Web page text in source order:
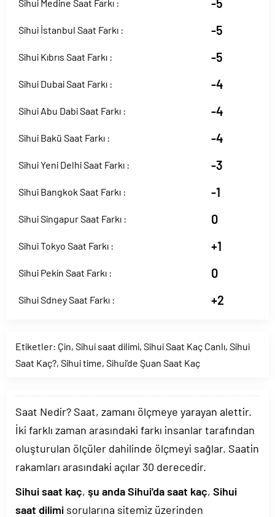
Sihui Medine Saat Farkı : -5
Sihui İstanbul Saat Farkı : -5
Sihui Kıbrıs Saat Farkı : -5
Sihui Dubai Saat Farkı : -4
Sihui Abu Dabi Saat Farkı : -4
Sihui Bakü Saat Farkı : -4
Sihui Yeni Delhi Saat Farkı : -3
Sihui Bangkok Saat Farkı : -1
Sihui Singapur Saat Farkı : 0
Sihui Tokyo Saat Farkı : +1
Sihui Pekin Saat Farkı : 0
Sihui Sdney Saat Farkı : +2
Etiketler: Çin, Sihui saat dilimi, Sihui Saat Kaç Canlı, Sihui
Saat Kaç?, Sihui time, Sihui’de Şuan Saat Kaç
Saat Nedir? Saat, zamanı ölçmeye yarayan alettir.
İki farklı zaman arasındaki farkı insanlar tarafından
oluşturulan ölçüler dahilinde ölçmeyi sağlar. Saatin
rakamları arasındaki açılar 30 derecedir.
Sihui saat kaç, şu anda Sihui'da saat kaç, Sihui
saat dilimi sorularına sitemiz üzerinden